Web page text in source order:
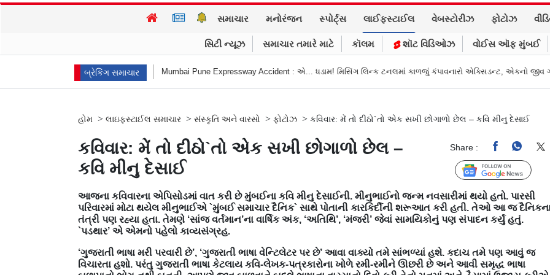
સમાચાર મનોરંજન સ્પોર્ટ્સ લાઈફસ્ટાઈલ વેબસ્ટોરીઝ ફોટોઝ
સિટી ન્યૂઝ સમાચાર તમારે માટે કૉલમ શૉટ વિડિઓઝ વોઈસ ઑફ મુંબઈ
બ્રેકિંગ સમાચાર
Mumbai Pune Expressway Accident : એ... ધડામ! મિસિંગ લિન્ક ટનલમાં કાળજું કંપાવનારો એક્સિડન્ટ, એકનો જીવ ગયો Gujarat News:
હોમ > લાઇફસ્ટાઈલ સમાચાર > સંસ્કૃતિ અને વારસો > ફોટોઝ > કવિવાર: મેં તો દીઠો`તો એક સખી છોગાળો છેલ – કવિ મીનુ દેસાઈ
કવિવાર: મેં તો દીઠો`તો એક સખી છોગાળો છેલ –
કવિ મીનુ દેસાઈ
Share :
Follow Us
આજના કવિવારના એપિસોડમાં વાત કરી છે મુંબઈના કવિ મીનુ દેસાઈની. મીનુભાઈનો જન્મ નવસારીમાં થયો હતો. પારસી
પરિવારમાં મોટા થયેલ મીનુભાઈએ `મુંબઈ સમાચાર દૈનિક` સાથે પોતાની કારકિર્દીની શરૂઆત કરી હતી. તેઓ આ જ
તંત્રી પણ રહ્યા હતા. તેમણે ‘સાંજ વર્તમાન’ના વાર્ષિક અંક, ‘અતિથિ’, ‘મંજરી’ જેવાં સામયિકોનું પણ સંપાદન કર્યું હતું.
`પડથાર’ એ એમનો પહેલો કાવ્યસંગ્રહ.
‘ગુજરાતી ભાષા મરી પરવારી છે’, ‘ગુજરાતી ભાષા વેન્ટિલેટર પર છે’ આવા વાક્યો તમે સાંભળ્યાં હશે. કદાચ તમે પણ આવું જ
વિચારતા હશો. પરંતુ ગુજરાતી ભાષા કેટલાય કવિ-લેખક-પત્રકારોના ખોળે રમી-રમીને ઊછરી છે અને આવી સમૃદ્ધ ભાષા